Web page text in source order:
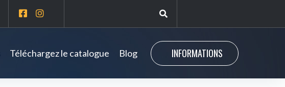
Téléchargez le catalogue Blog INFORMATIONS